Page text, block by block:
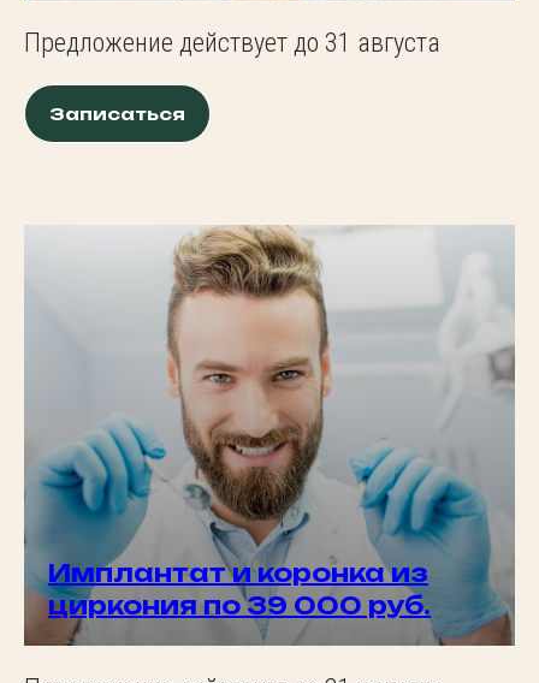
Предложение действует до 31 августа
Записаться
Имплантат и коронка из
циркония по 39 000 руб.